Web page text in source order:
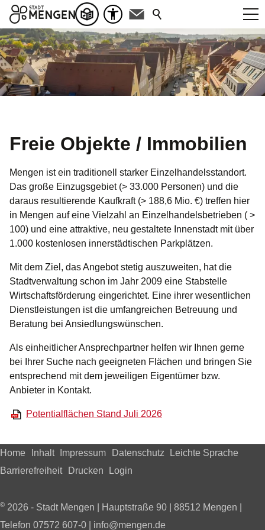
Freie Objekte / Immobilien
Mengen ist ein traditionell starker Einzelhandelsstandort.
Das große Einzugsgebiet (> 33.000 Personen) und die
daraus resultierende Kaufkraft (> 188,6 Mio. €) treffen hier
in Mengen auf eine Vielzahl an Einzelhandelsbetrieben ( >
100) und eine attraktive, neu gestaltete Innenstadt mit über
1.000 kostenlosen innerstädtischen Parkplätzen.
Mit dem Ziel, das Angebot stetig auszuweiten, hat die
Stadtverwaltung schon im Jahr 2009 eine Stabstelle
Wirtschaftsförderung eingerichtet. Eine ihrer wesentlichen
Dienstleistungen ist die umfangreichen Betreuung und
Beratung bei Ansiedlungswünschen.
Als einheitlicher Ansprechpartner helfen wir Ihnen gerne
bei Ihrer Suche nach geeigneten Flächen und bringen Sie
entsprechend mit dem jeweiligen Eigentümer bzw.
Anbieter in Kontakt.
Potentialflächen Stand Juli 2026
Home Inhalt Impressum Datenschutz
Leichte Sprache
Barrierefreiheit
Drucken Login
© 2026 - Stadt Mengen | Hauptstraße 90 | 88512 Mengen |
Telefon 07572 607-0 | info@mengen.de